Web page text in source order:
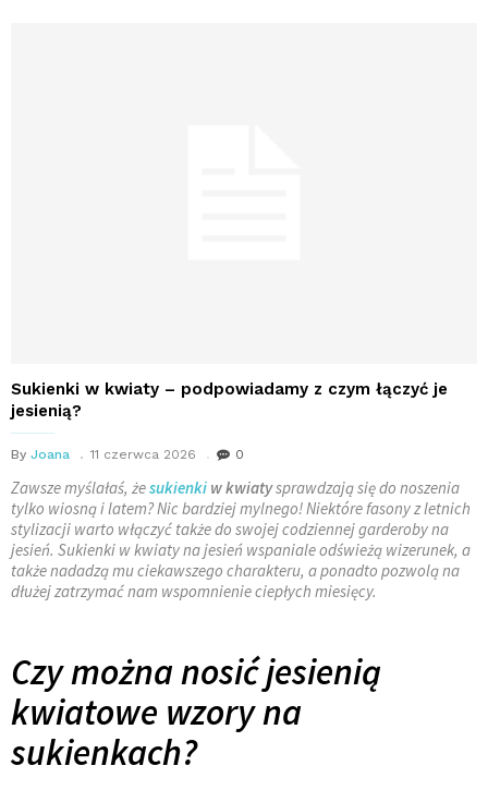
Sukienki w kwiaty – podpowiadamy z czym łączyć je
jesienią?
By Joana 11 czerwca 2026 0
Zawsze myślałaś, żesukienki w kwiatysprawdzają się do noszenia
tylko wiosną i latem? Nic bardziej mylnego! Niektóre fasony z letnich
stylizacji warto włączyć także do swojej codziennej garderoby na
jesień. Sukienki w kwiaty na jesień wspaniale odświeżą wizerunek, a
także nadadzą mu ciekawszego charakteru, a ponadto pozwolą na
dłużej zatrzymać nam wspomnienie ciepłych miesięcy.
Czy można nosić jesienią
kwiatowe wzory na
sukienkach?